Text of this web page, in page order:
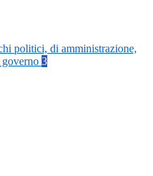
politici, di amministrazione,
3